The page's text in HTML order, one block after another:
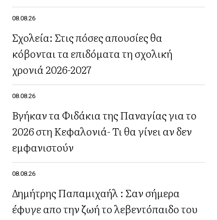
08.08.26
Σχολεία: Στις πόσες απουσίες θα
κόβονται τα επιδόματα τη σχολική
χρονιά 2026-2027
08.08.26
Βγήκαν τα Φιδάκια της Παναγίας για το
2026 στη Κεφαλονιά- Τι θα γίνει αν δεν
εμφανιστούν
08.08.26
Δημήτρης Παπαμιχαήλ : Σαν σήμερα
έφυγε απο την ζωή το λεβεντόπαιδο του